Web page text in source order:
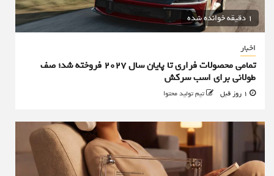
1 دقیقه خوانده شده
اخبار
تمامی محصولات فراری تا پایان سال ۲۰۲۷ فروخته شد؛ صف
طولانی برای اسب سرکش
تیم تولید محتوا